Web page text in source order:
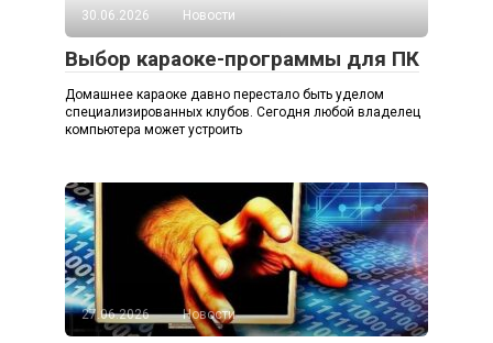
30.06.2026
Новости
Выбор караоке-программы для ПК
Домашнее караоке давно перестало быть уделом
специализированных клубов. Сегодня любой владелец
компьютера может устроить
27.06.2026 Новости